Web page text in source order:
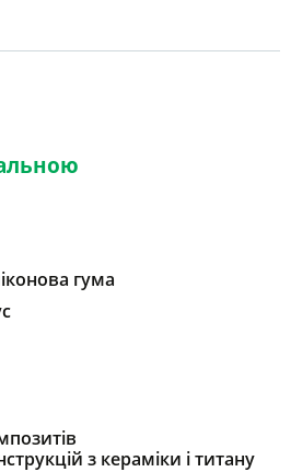
гума
з кераміки і титану